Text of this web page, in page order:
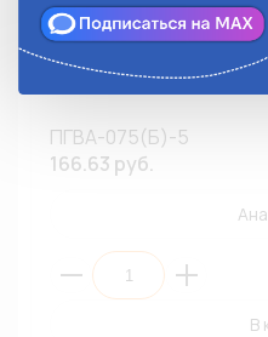
Провод монтажный
ПГВА-075(Б)-5
166.63 руб.
В